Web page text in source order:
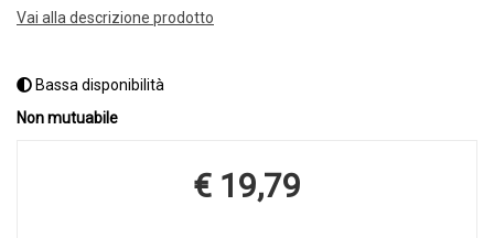
Vai alla descrizione prodotto
Bassa disponibilità
Non mutuabile
Prezzo
€ 19,79